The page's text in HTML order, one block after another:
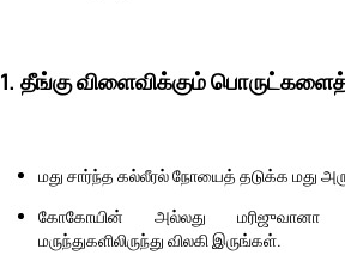
1. தீங்கு விளைவிக்கும்
மது சார்ந்த கல்லீரல் நோயைத் தடுக்க மது
கோகோயின் அல்லது மரிஜுவானா
மருந்துகளிலிருந்து விலகி இருங்கள்.